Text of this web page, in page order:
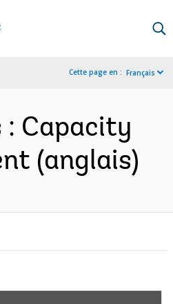
Cette page en : Français
: Capacity
(anglais)